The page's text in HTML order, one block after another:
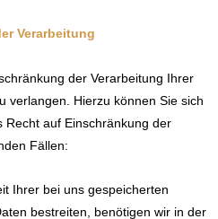
Verarbeitung
der Verarbeitung Ihrer
verlangen. Hierzu können Sie sich
Recht auf Einschränkung der
Fällen:
Ihrer bei uns gespeicherten
bestreiten, benötigen wir in der